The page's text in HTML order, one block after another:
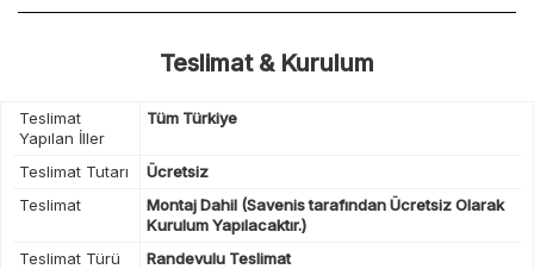
Teslimat & Kurulum
Teslimat
Yapılan İller
Tüm Türkiye
Teslimat Tutarı
Ücretsiz
Teslimat
Montaj Dahil (Savenis tarafından Ücretsiz Olarak
Kurulum Yapılacaktır.)
Teslimat Türü
Randevulu Teslimat